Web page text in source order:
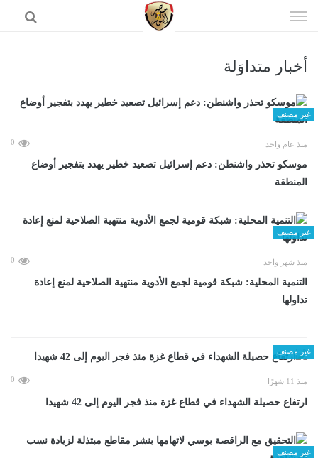
الى
أخبار متداوَلة
غير مصنف
منذ عام واحد 0
موسكو تحذر واشنطن: دعم إسرائيل تصعيد خطير يهدد بتفجير أوضاع
المنطقة
غير مصنف
منذ شهر واحد 0
التنمية المحلية: شبكة قومية لجمع الأدوية منتهية الصلاحية لمنع إعادة
تداولها
غير مصنف
منذ 11 شهرًا 0
ارتفاع حصيلة الشهداء في قطاع غزة منذ فجر اليوم إلى 42 شهيدا
غير مصنف